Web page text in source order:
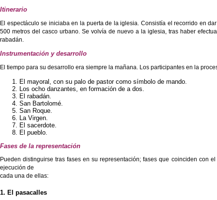
Itinerario
El espectáculo se iniciaba en la puerta de la iglesia. Consistía el recorrido en
500 metros del casco urbano. Se volvía de nuevo a la iglesia, tras haber
rabadán.
Instrumentación y desarrollo
El tiempo para su desarrollo era siempre la mañana. Los participantes en la
El mayoral, con su palo de pastor como símbolo de mando.
Los ocho danzantes, en formación de a dos.
El rabadán.
San Bartolomé.
San Roque.
La Virgen.
El sacerdote.
El pueblo.
Fases de la representación
Pueden distinguirse tras fases en su representación; fases que coinciden con
ejecución de
cada una de ellas:
1. El pasacalles